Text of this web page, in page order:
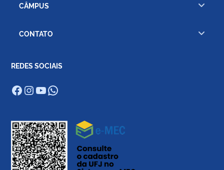
CÂMPUS
CONTATO
REDES SOCIAIS
Facebook
Instagram
Youtube
WhatsApp